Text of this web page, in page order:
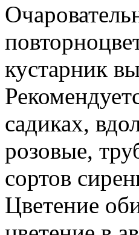
кустарник
садиках,
розовые,
сортов
Цветение